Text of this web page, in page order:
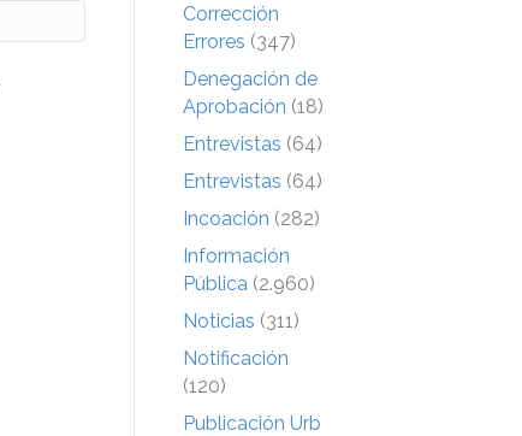
Corrección
Errores (347)
Denegación de
Aprobación (18)
Entrevistas (64)
Entrevistas (64)
Incoación (282)
Información
Pública (2.960)
Noticias (311)
Notificación
(120)
Publicación Urb